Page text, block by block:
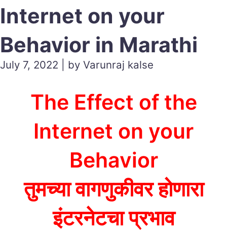
Internet on your
Behavior in Marathi
July 7, 2022 | by Varunraj kalse
The Effect of the
Internet on your
Behavior
तुमच्या वागणुकीवर होणारा
इंटरनेटचा प्रभाव